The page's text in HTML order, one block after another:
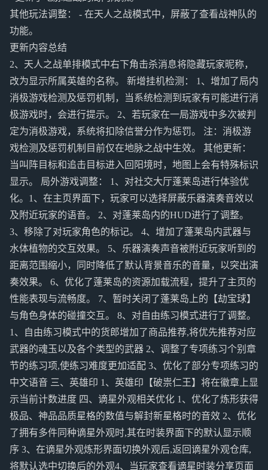
其他玩法调整： - 在天人之战模式中，屏蔽了查看战神队的
功能。
更新内容总结
2、天人之战单排模式中右下角击杀消息将隐藏玩家昵称，
改为显示所属英雄的名称。 新增挂机检测： 1、增加了局内
消极游戏检测及惩罚机制，当系统检测到玩家有可能进行消
极游戏时，会进行提示。 2、若玩家在一局游戏中多次被判
定为消极游戏，系统将扣除信誉分作为惩罚。 注：消极游
戏检测及惩罚机制目前仅在地脉之战中生效。 其他更新：
当叫阵目标和追击目标进入回阳境时，地图上会有特殊标识
显示。 局外游戏调整： 1、对社交大厅蓬莱岛进行体验优
化。1、在主页界面下，玩家可以选择屏蔽乐器演奏音效以
及附近玩家的语音。 2、对蓬莱岛内的HUD进行了调整。
3、移除了对玩家角色的标记。 4、增加了蓬莱岛内武器与
水体植物的交互效果。 5、乐器演奏声音被附近玩家听到的
距离范围缩小，同时降低了默认背景音乐的音量，以突出演
奏效果。 6、优化了蓬莱岛的资源加载流程，提升了主页的
性能表现与流畅度。 7、暂时关闭了蓬莱岛上的【劫宝球】
与角色身体的碰撞交互。 8、对自由练习模式进行了调整。
1、自由练习模式中的货郎增加了商品推荐,将优先推荐对应
武器的魂玉以及各个类型的武器 2、调整了专项练习个别章
节的练习项,使练习难度更加适配 3、优化了部分专项练习的
中文语音 三、英雄印 1、英雄印【破祟仁王】将在徽章上显
示当前计数进度 四、谪星外观相关优化 1、优化了炼形获得
极品、神品品质星格的数值与解封新星格时的音效 2、优化
了拥有多件同种谪星外观时,其在时装界面下的默认显示顺
序 3、在谪星外观炼形界面切换外观后,返回谪星外观仓库,
将默认选中切换后的外观4、当玩家查看谪星时装分享页面